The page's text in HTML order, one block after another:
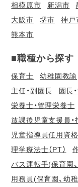
相模原市
新潟市
大阪市
堺市 神戸
熊本市
■職種から探す
保育士 幼稚園教諭
主任・副園長
園長
栄養士・管理栄養士
放課後児童支援員・
児童指導員任用資格
理学療法士（PT）
バス運転手(保育園
用務員(保育園、幼